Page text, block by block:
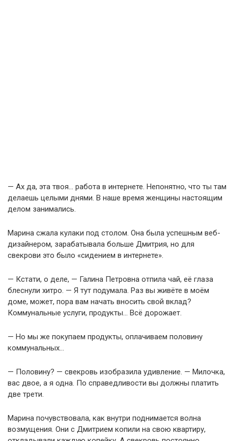
— Ах да, эта твоя… работа в интернете. Непонятно, что ты там
делаешь целыми днями. В наше время женщины настоящим
делом занимались.
Марина сжала кулаки под столом. Она была успешным веб-
дизайнером, зарабатывала больше Дмитрия, но для
свекрови это было «сидением в интернете».
— Кстати, о деле, — Галина Петровна отпила чай, её глаза
блеснули хитро. — Я тут подумала. Раз вы живёте в моём
доме, может, пора вам начать вносить свой вклад?
Коммунальные услуги, продукты… Всё дорожает.
— Но мы же покупаем продукты, оплачиваем половину
коммунальных…
— Половину? — свекровь изобразила удивление. — Милочка,
вас двое, а я одна. По справедливости вы должны платить
две трети.
Марина почувствовала, как внутри поднимается волна
возмущения. Они с Дмитрием копили на свою квартиру,